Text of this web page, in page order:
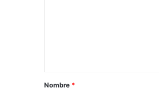
a
r
Nombre *